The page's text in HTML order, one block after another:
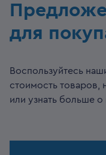
для
Воспользуйтесь
стоимость товаров,
или узнать больше